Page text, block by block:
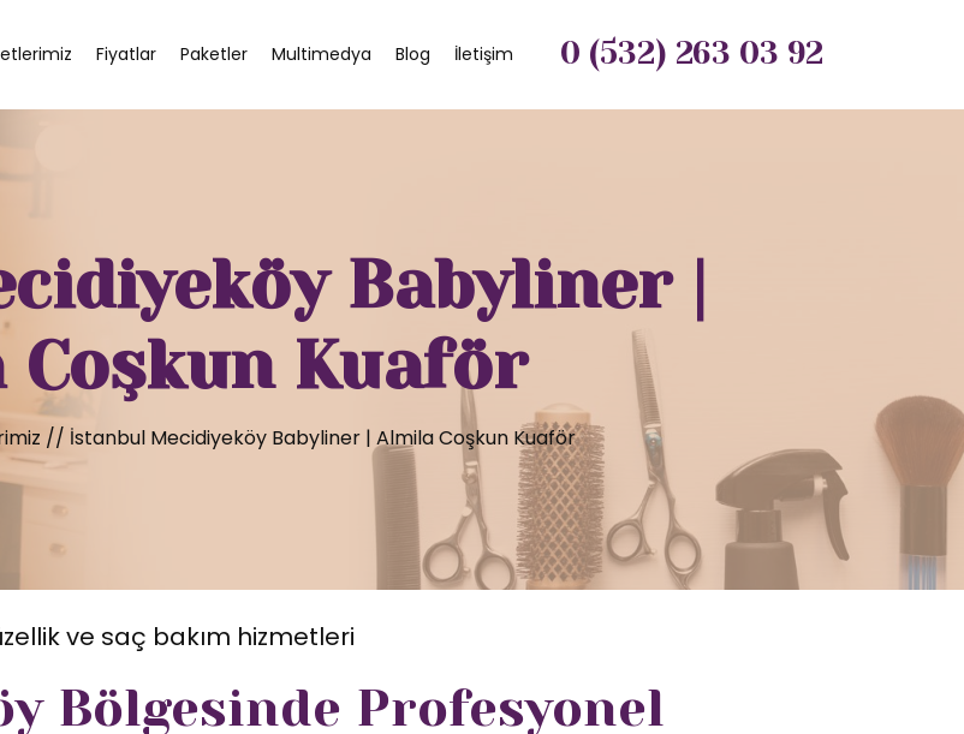
0 (532) 263 03 92
Fiyatlar Paketler Multimedya Blog İletişim
Babyliner |
Kuaför
// İstanbul Mecidiyeköy Babyliner | Almila Coşkun Kuaför
ve saç bakım hizmetleri
Bölgesinde Profesyonel